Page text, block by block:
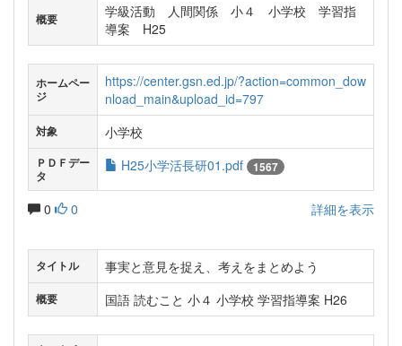
概要
学級活動 人間関係 小４ 小学校 学習指
導案 H25
ホームペー
ジ
https://center.gsn.ed.jp/?action=common_dow
nload_main&upload_id=797
対象 小学校
ＰＤＦデー
タ
H25小学活長研01.pdf 1567
0 0 詳細を表示
タイトル 事実と意見を捉え、考えをまとめよう
概要 国語 読むこと 小４ 小学校 学習指導案 H26